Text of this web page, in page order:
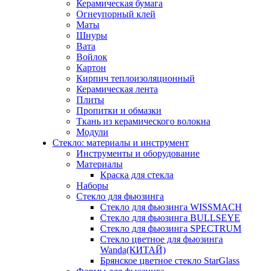
Керамическая бумага
Огнеупорный клей
Маты
Шнуры
Вата
Войлок
Картон
Кирпич теплоизоляционный
Керамическая лента
Плиты
Пропитки и обмазки
Ткань из керамического волокна
Модули
Стекло: материалы и инструмент
Инструменты и оборудование
Материалы
Краска для стекла
Наборы
Стекло для фьюзинга
Стекло для фьюзинга WISSMACH
Стекло для фьюзинга BULLSEYE
Стекло для фьюзинга SPECTRUM
Стекло цветное для фьюзинга
Wanda(КИТАЙ)
Брянское цветное стекло StarGlass